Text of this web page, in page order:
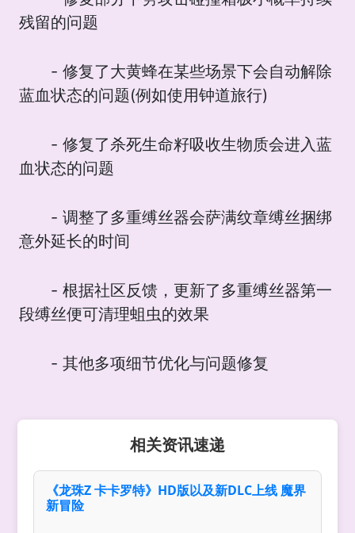
残留的问题
- 修复了大黄蜂在某些场景下会自动解除
蓝血状态的问题(例如使用钟道旅行)
- 修复了杀死生命籽吸收生物质会进入蓝
血状态的问题
- 调整了多重缚丝器会萨满纹章缚丝捆绑
意外延长的时间
- 根据社区反馈，更新了多重缚丝器第一
段缚丝便可清理蛆虫的效果
- 其他多项细节优化与问题修复
相关资讯速递
《龙珠Z 卡卡罗特》HD版以及新DLC上线 魔界
新冒险